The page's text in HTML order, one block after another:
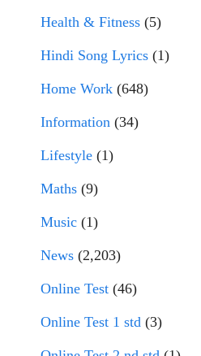
Health & Fitness (5)
Hindi Song Lyrics (1)
Home Work (648)
Information (34)
Lifestyle (1)
Maths (9)
Music (1)
News (2,203)
Online Test (46)
Online Test 1 std (3)